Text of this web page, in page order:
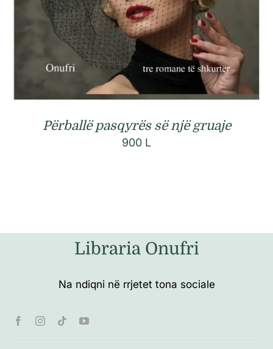
Përballë pasqyrës së një gruaje
900 L
Libraria Onufri
Na ndiqni në rrjetet tona sociale